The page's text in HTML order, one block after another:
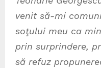
venit să-mi
soţului meu ca
prin surprindere,
să refuz